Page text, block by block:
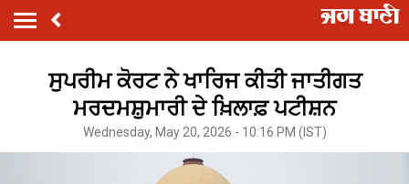
ਸੁਪਰੀਮ ਕੋਰਟ ਨੇ ਖਾਰਿਜ ਕੀਤੀ ਜਾਤੀਗਤ
ਮਰਦਮਸ਼ੁਮਾਰੀ ਦੇ ਖ਼ਿਲਾਫ਼ ਪਟੀਸ਼ਨ
Wednesday, May 20, 2026 - 10:16 PM (IST)